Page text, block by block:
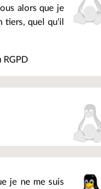
alors que je
tiers, quel qu'il
RGPD
je ne me suis